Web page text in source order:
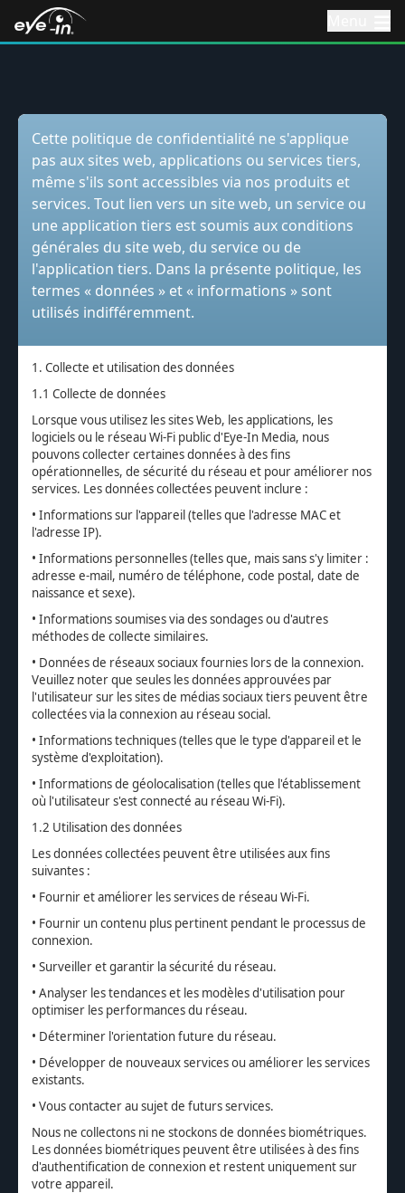
Cette politique de confidentialité ne s'applique
pas aux sites web, applications ou services tiers,
même s'ils sont accessibles via nos produits et
services. Tout lien vers un site web, un service ou
une application tiers est soumis aux conditions
générales du site web, du service ou de
l'application tiers. Dans la présente politique, les
termes « données » et « informations » sont
utilisés indifféremment.
1. Collecte et utilisation des données
1.1 Collecte de données
Lorsque vous utilisez les sites Web, les applications, les
logiciels ou le réseau Wi-Fi public d'Eye-In Media, nous
pouvons collecter certaines données à des fins
opérationnelles, de sécurité du réseau et pour améliorer nos
services. Les données collectées peuvent inclure :
• Informations sur l'appareil (telles que l'adresse MAC et
l'adresse IP).
• Informations personnelles (telles que, mais sans s'y limiter :
adresse e-mail, numéro de téléphone, code postal, date de
naissance et sexe).
• Informations soumises via des sondages ou d'autres
méthodes de collecte similaires.
• Données de réseaux sociaux fournies lors de la connexion.
Veuillez noter que seules les données approuvées par
l'utilisateur sur les sites de médias sociaux tiers peuvent être
collectées via la connexion au réseau social.
• Informations techniques (telles que le type d'appareil et le
système d'exploitation).
• Informations de géolocalisation (telles que l'établissement
où l'utilisateur s'est connecté au réseau Wi-Fi).
1.2 Utilisation des données
Les données collectées peuvent être utilisées aux fins
suivantes :
• Fournir et améliorer les services de réseau Wi-Fi.
• Fournir un contenu plus pertinent pendant le processus de
connexion.
• Surveiller et garantir la sécurité du réseau.
• Analyser les tendances et les modèles d'utilisation pour
optimiser les performances du réseau.
• Déterminer l'orientation future du réseau.
• Développer de nouveaux services ou améliorer les services
existants.
• Vous contacter au sujet de futurs services.
Nous ne collectons ni ne stockons de données biométriques.
Les données biométriques peuvent être utilisées à des fins
d'authentification de connexion et restent uniquement sur
votre appareil.